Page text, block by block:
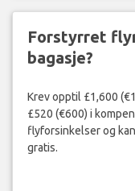
Forstyrret
bagasje?
Krev opptil £1,600
£520 (€600) i
flyforsinkelser og
gratis.